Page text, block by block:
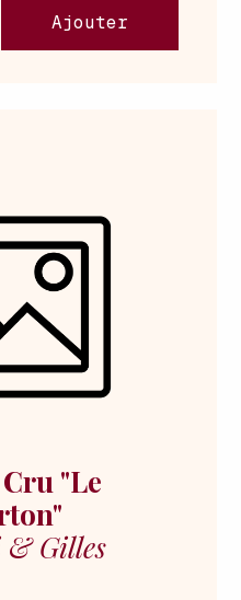
Ajouter
"Le
Gilles